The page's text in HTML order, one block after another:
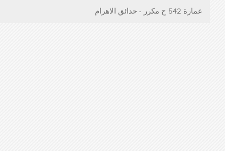
عمارة 542 ح مكرر - حدائق الاهرام